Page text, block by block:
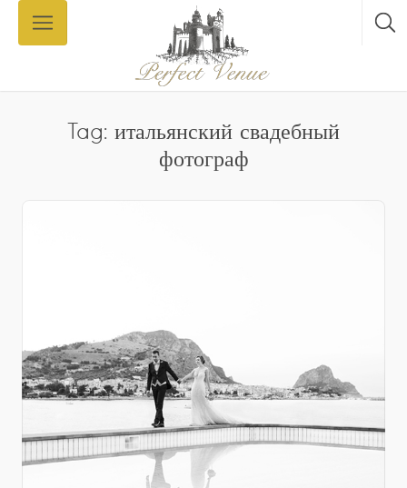
Tag: итальянский свадебный
фотограф